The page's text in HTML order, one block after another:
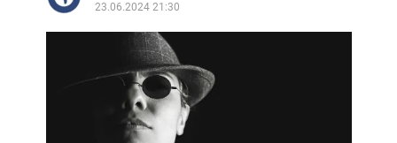
Африка
23.06.2024 21:30